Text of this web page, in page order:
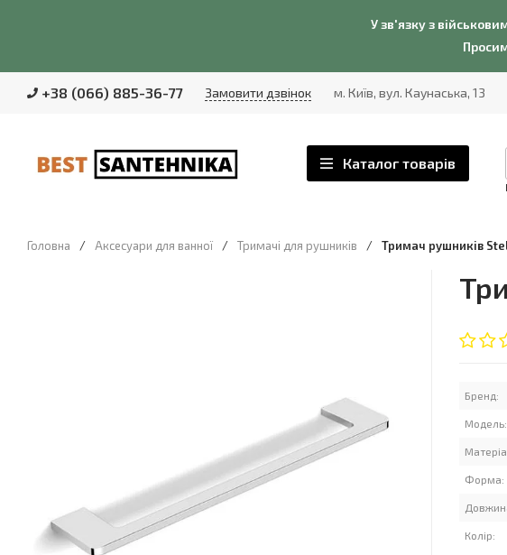
У зв'язку з
+38 (066) 885-36-77 Замовити дзвінок м. Київ, вул. Каунаська, 13
Каталог товарів
Головна / Аксесуари для ванної / Тримачі для рушників / Тримач рушників
Бренд:
Модель:
Форма:
Колір: